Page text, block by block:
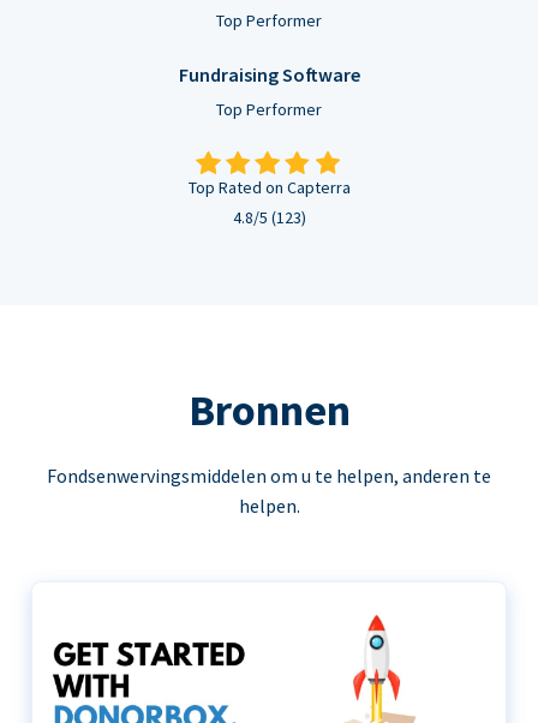
Top Performer
Fundraising Software
Top Performer
Top Rated on Capterra
4.8/5 (123)
Bronnen
Fondsenwervingsmiddelen om u te helpen, anderen te
helpen.